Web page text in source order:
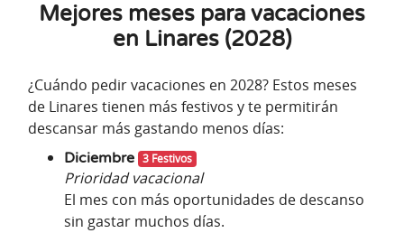
Mejores meses para vacaciones
en Linares (2028)
¿Cuándo pedir vacaciones en 2028? Estos meses
de Linares tienen más festivos y te permitirán
descansar más gastando menos días:
Diciembre 3 Festivos
Prioridad vacacional
El mes con más oportunidades de descanso
sin gastar muchos días.